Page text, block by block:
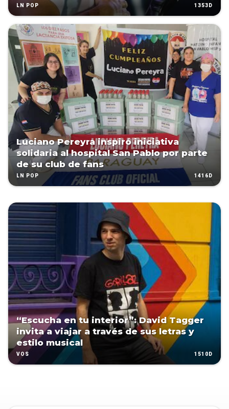
LN POP 1353D
Luciano Pereyra inspiró iniciativa
solidaria al hospital San Pablo por parte
de su club de fans
LN POP 1416D
“Escucha en tu interior”: David Tagger
invita a viajar a través de sus letras y
estilo musical
VOS 1510D